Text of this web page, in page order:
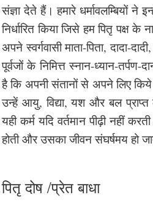
संज्ञा देते हैं। हमारे धर्मावलम्बियों ने
निर्धारित किया जिसे हम पितृ पक्ष
अपने स्वर्गवासी माता-पिता, दादा-
पूर्वजों के निमित्त स्नान-ध्यान-तर्पण-
है कि अपनी संतानों से अपने लिए किये
उन्हें आयु, विद्या, यश और बल
यही कर्म यदि वर्तमान पीढ़ी नहीं
होती और उसका जीवन संघर्षमय हो
पितृ दोष /प्रेत बाधा